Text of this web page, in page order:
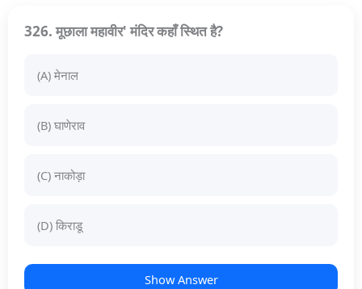
326. मूछाला महावीर' मंदिर कहाँ स्थित है?
(A) मेनाल
(B) घाणेराव
(C) नाकोड़ा
(D) किराडू
Show Answer